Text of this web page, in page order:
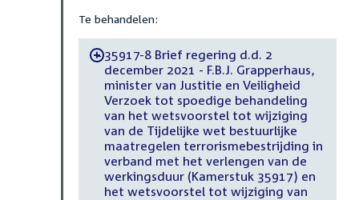
Te behandelen:
-35917-8 Brief regering d.d. 2
december 2021 - F.B.J. Grapperhaus,
minister van Justitie en Veiligheid
Verzoek tot spoedige behandeling
van het wetsvoorstel tot wijziging
van de Tijdelijke wet bestuurlijke
maatregelen terrorismebestrijding in
verband met het verlengen van de
werkingsduur (Kamerstuk 35917) en
het wetsvoorstel tot wijziging van